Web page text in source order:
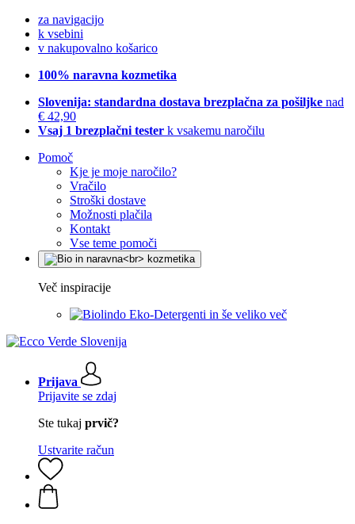
za navigacijo
k vsebini
v nakupovalno košarico
100% naravna kozmetika
Slovenija: standardna dostava brezplačna za pošiljke nad
€ 42,90
Vsaj 1 brezplačni tester k vsakemu naročilu
Pomoč
Kje je moje naročilo?
Vračilo
Stroški dostave
Možnosti plačila
Kontakt
Vse teme pomoči
Več inspiracije
Eko-Detergenti in še veliko več
Prijava
Prijavite se zdaj
Ste tukaj prvič?
Ustvarite račun